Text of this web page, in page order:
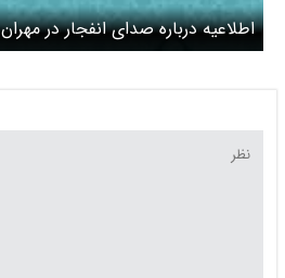
اطلاعیه درباره صدای انفجار در مهران